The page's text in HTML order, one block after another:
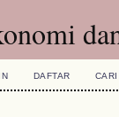
DAFTAR CARI